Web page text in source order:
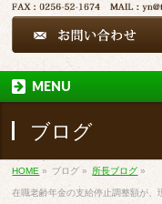
MENU
ブログ
HOME » ブログ » 所長ブログ »
在職老齢年金の支給停止調整額が、